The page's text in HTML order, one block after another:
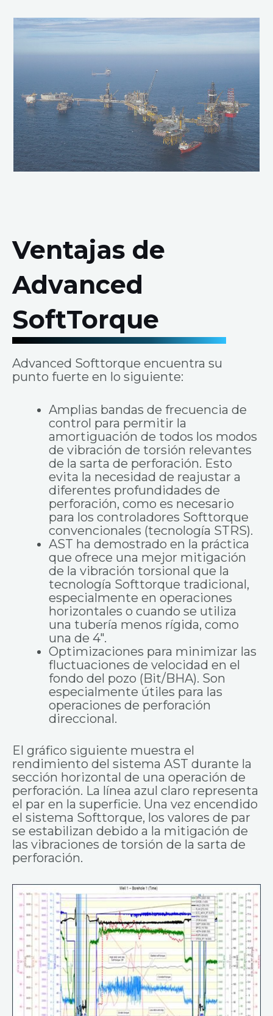
Ventajas de
Advanced
SoftTorque
Advanced Softtorque encuentra su
punto fuerte en lo siguiente:
Amplias bandas de frecuencia de
control para permitir la
amortiguación de todos los modos
de vibración de torsión relevantes
de la sarta de perforación. Esto
evita la necesidad de reajustar a
diferentes profundidades de
perforación, como es necesario
para los controladores Softtorque
convencionales (tecnología STRS).
AST ha demostrado en la práctica
que ofrece una mejor mitigación
de la vibración torsional que la
tecnología Softtorque tradicional,
especialmente en operaciones
horizontales o cuando se utiliza
una tubería menos rígida, como
una de 4″.
Optimizaciones para minimizar las
fluctuaciones de velocidad en el
fondo del pozo (Bit/BHA). Son
especialmente útiles para las
operaciones de perforación
direccional.
El gráfico siguiente muestra el
rendimiento del sistema AST durante la
sección horizontal de una operación de
perforación. La línea azul claro representa
el par en la superficie. Una vez encendido
el sistema Softtorque, los valores de par
se estabilizan debido a la mitigación de
las vibraciones de torsión de la sarta de
perforación.